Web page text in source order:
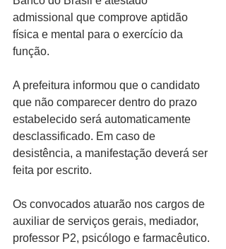
admissional que comprove aptidão
física e mental para o exercício da
função.
A prefeitura informou que o candidato
que não comparecer dentro do prazo
estabelecido será automaticamente
desclassificado. Em caso de
desistência, a manifestação deverá ser
feita por escrito.
Os convocados atuarão nos cargos de
auxiliar de serviços gerais, mediador,
professor P2, psicólogo e farmacêutico.